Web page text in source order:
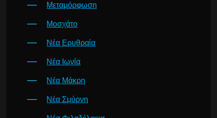
Μεταμόρφωση
Μοσχάτο
Νέα Ερυθραία
Νέα Ιωνία
Νέα Μάκρη
Νέα Σμύρνη